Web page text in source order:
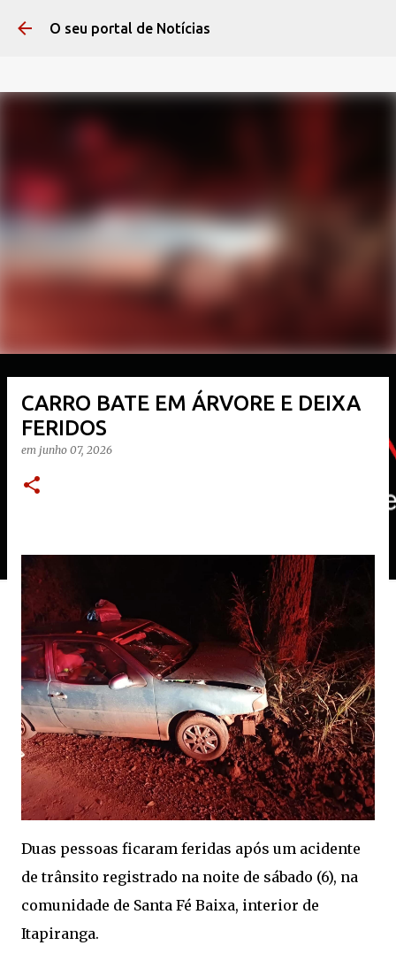
O seu portal de Notícias
CARRO BATE EM ÁRVORE E DEIXA
FERIDOS
em junho 07, 2026
Duas pessoas ficaram feridas após um acidente
de trânsito registrado na noite de sábado (6), na
comunidade de Santa Fé Baixa, interior de
Itapiranga.